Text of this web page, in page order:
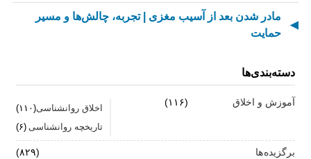
مادر شدن بعد از آسیب مغزی | تجربه، چالش‌ها و مسیر
حمایت
رهبران خاکستری | وقتی خم کردن قوانین، قدرت می‌آورد
دسته‌بندی‌ها
آموزش و اخلاق (۱۱۶)
اخلاق روانشناسی(۱۱۰)
تاریخچه روانشناسی (۶)
برگزیده ها (۸۲۹)